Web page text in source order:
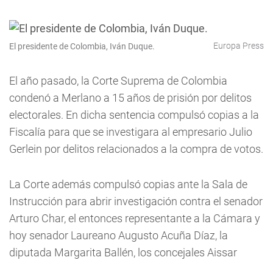
El presidente de Colombia, Iván Duque. Europa Press
El año pasado, la Corte Suprema de Colombia
condenó a Merlano a 15 años de prisión por delitos
electorales. En dicha sentencia compulsó copias a la
Fiscalía para que se investigara al empresario Julio
Gerlein por delitos relacionados a la compra de votos.
La Corte además compulsó copias ante la Sala de
Instrucción para abrir investigación contra el senador
Arturo Char, el entonces representante a la Cámara y
hoy senador Laureano Augusto Acuña Díaz, la
diputada Margarita Ballén, los concejales Aissar